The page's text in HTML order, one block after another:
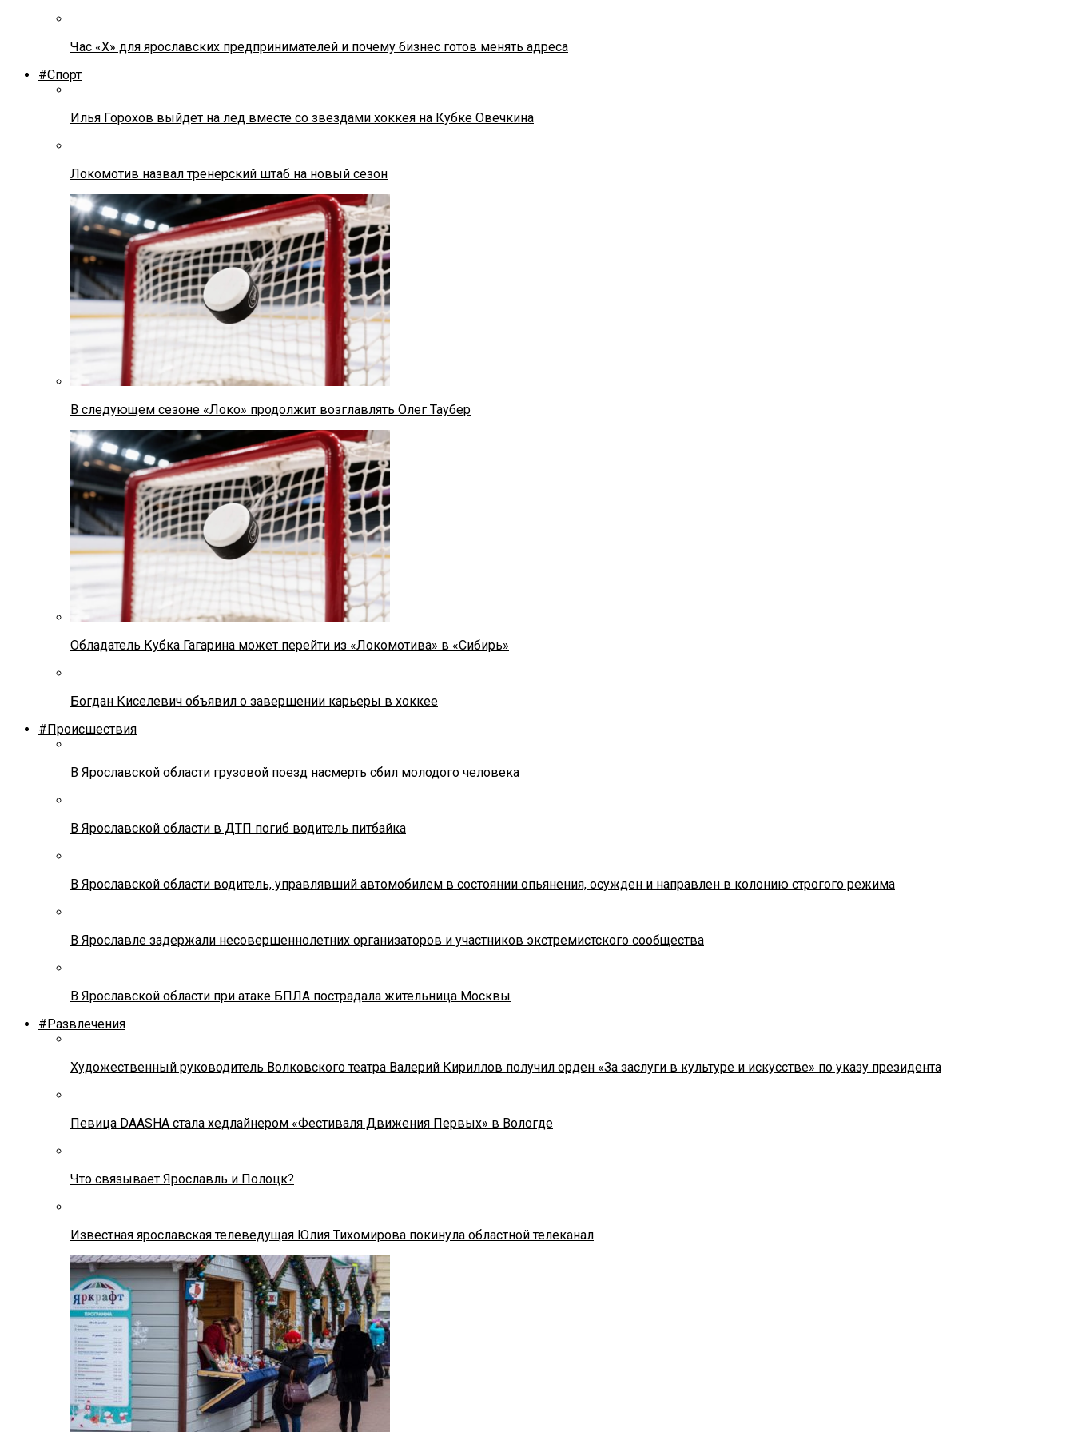
Час «Х» для ярославских предпринимателей и почему бизнес готов менять адреса
#Спорт
Илья Горохов выйдет на лед вместе со звездами хоккея на Кубке Овечкина
Локомотив назвал тренерский штаб на новый сезон
В следующем сезоне «Локо» продолжит возглавлять Олег Таубер
Обладатель Кубка Гагарина может перейти из «Локомотива» в «Сибирь»
Богдан Киселевич объявил о завершении карьеры в хоккее
#Происшествия
В Ярославской области грузовой поезд насмерть сбил молодого человека
В Ярославской области в ДТП погиб водитель питбайка
В Ярославской области водитель, управлявший автомобилем в состоянии опьянения, осужден и направлен в колонию строгого режима
В Ярославле задержали несовершеннолетних организаторов и участников экстремистского сообщества
В Ярославской области при атаке БПЛА пострадала жительница Москвы
#Развлечения
Художественный руководитель Волковского театра Валерий Кириллов получил орден «За заслуги в культуре и искусстве» по указу президента
Певица DAASHA стала хедлайнером «Фестиваля Движения Первых» в Вологде
Что связывает Ярославль и Полоцк?
Известная ярославская телеведущая Юлия Тихомирова покинула областной телеканал